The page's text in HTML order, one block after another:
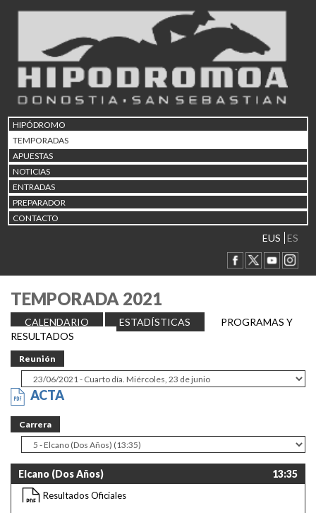
HIPÓDROMO
TEMPORADAS
APUESTAS
NOTICIAS
ENTRADAS
PREPARADOR
CONTACTO
EUS ES
TEMPORADA 2021
CALENDARIO ESTADÍSTICAS
PROGRAMAS Y
RESULTADOS
Reunión
ACTA
Carrera
Elcano (Dos Años) 13:35
Resultados Oficiales